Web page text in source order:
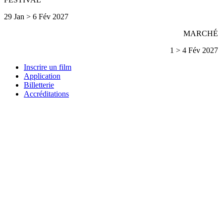
29 Jan > 6 Fév 2027
MARCHÉ
1 > 4 Fév 2027
Inscrire un film
Application
Billetterie
Accréditations